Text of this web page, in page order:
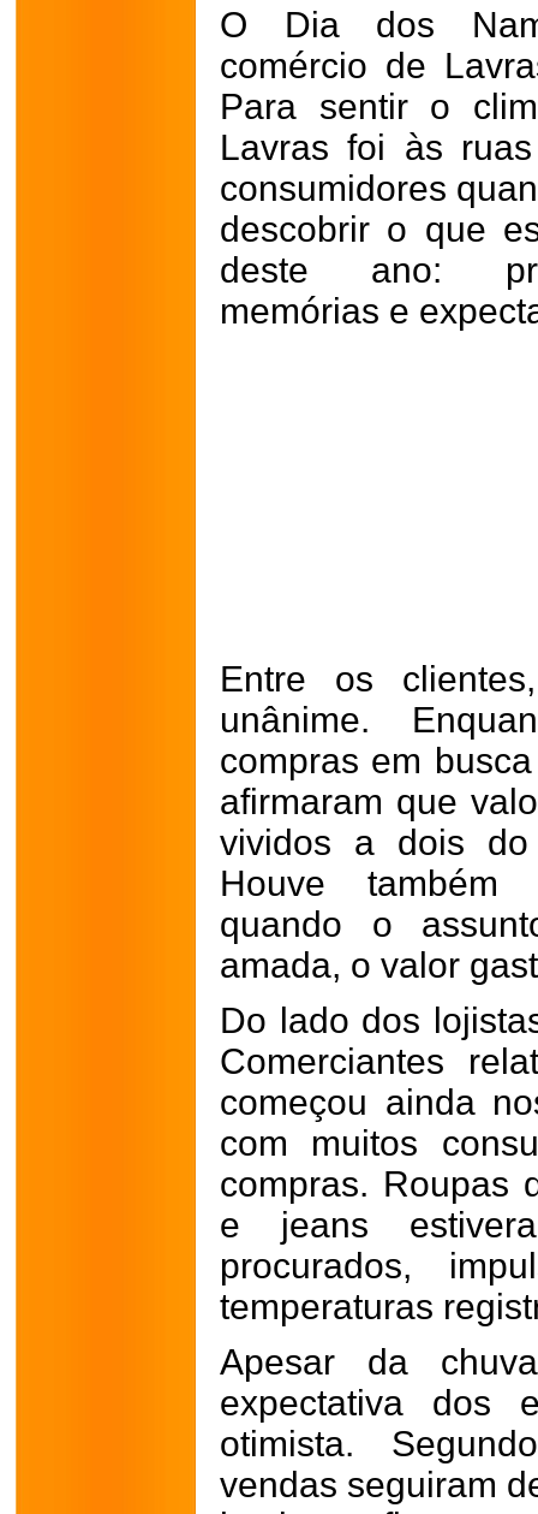
O Dia dos
comércio de
Para sentir o
Lavras foi às
consumidores
descobrir o que
deste ano:
memórias e
Entre os
unânime.
compras em
afirmaram que
vividos a dois
Houve também
quando o
amada, o valor
Do lado dos
Comerciantes
começou ainda
com muitos
compras. Roupas
e jeans
procurados,
temperaturas
Apesar da
expectativa dos
otimista.
vendas seguiram